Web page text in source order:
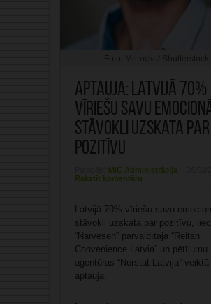
Aptauja: Latvijā 70%
vīriešu savu
stāvokli uzskata par
pozitīvu
MIC Administrācija
Rakstīt komentāru
Latvijā 70% vīriešu savu
stāvokli uzskata par pozitīvu,
“Narvesen” pārvaldītāja “Reitan
Convenience Latvia” un pētījumu
aģentūras “Norstat Latvija” veiktā
aptauja.